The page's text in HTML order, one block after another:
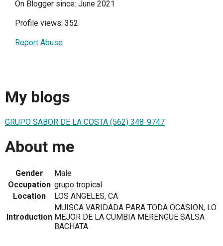
On Blogger since: June 2021
Profile views: 352
Report Abuse
My blogs
GRUPO SABOR DE LA COSTA (562) 348-9747
About me
Gender
Male
Occupation grupo tropical
Location
LOS ANGELES, CA
Introduction
MUISCA VARIDADA PARA TODA OCASION, LO
MEJOR DE LA CUMBIA MERENGUE SALSA
BACHATA